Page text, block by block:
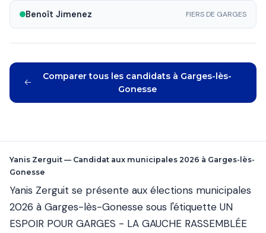
Benoît Jimenez FIERS DE GARGES
Comparer tous les candidats à Garges-lès-
Gonesse
Yanis Zerguit — Candidat aux municipales 2026 à Garges-lès-
Gonesse
Yanis Zerguit se présente aux élections municipales
2026 à Garges-lès-Gonesse sous l'étiquette UN
ESPOIR POUR GARGES - LA GAUCHE RASSEMBLÉE